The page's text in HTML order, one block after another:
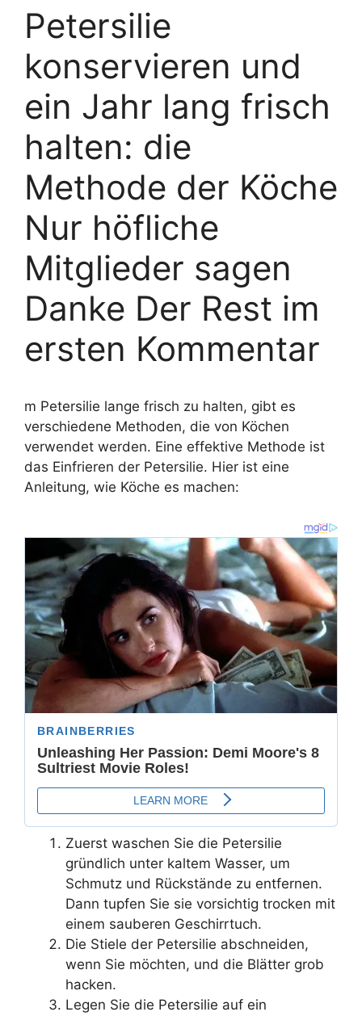
Petersilie
konservieren und
ein Jahr lang frisch
halten: die
Methode der Köche
Nur höfliche
Mitglieder sagen
Danke Der Rest im
ersten Kommentar
m Petersilie lange frisch zu halten, gibt es
verschiedene Methoden, die von Köchen
verwendet werden. Eine effektive Methode ist
das Einfrieren der Petersilie. Hier ist eine
Anleitung, wie Köche es machen:
Zuerst waschen Sie die Petersilie
gründlich unter kaltem Wasser, um
Schmutz und Rückstände zu entfernen.
Dann tupfen Sie sie vorsichtig trocken mit
einem sauberen Geschirrtuch.
Die Stiele der Petersilie abschneiden,
wenn Sie möchten, und die Blätter grob
hacken.
Legen Sie die Petersilie auf ein